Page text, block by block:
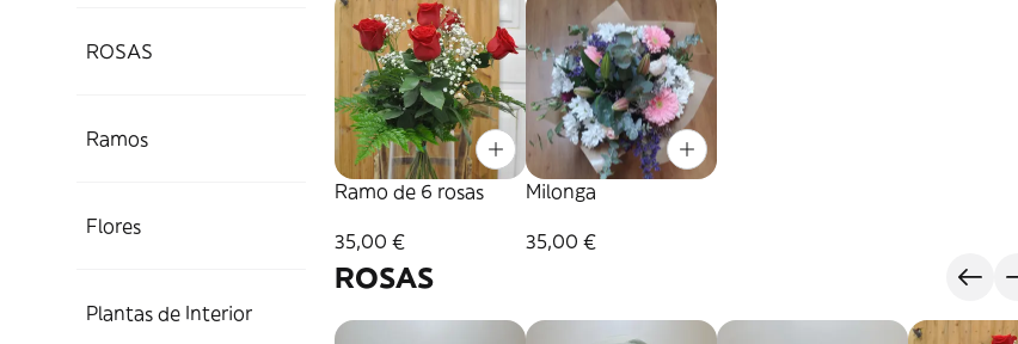
ROSAS
Ramos
Flores
Plantas de Interior
Ramo de 6 rosas
35,00 €
Milonga
35,00 €
ROSAS